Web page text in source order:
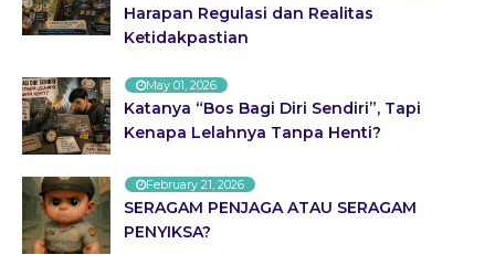
Harapan Regulasi dan Realitas
Ketidakpastian
May 01, 2026
Katanya “Bos Bagi Diri Sendiri”, Tapi
Kenapa Lelahnya Tanpa Henti?
February 21, 2026
SERAGAM PENJAGA ATAU SERAGAM
PENYIKSA?